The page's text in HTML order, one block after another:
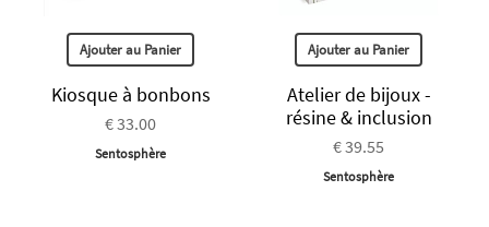
Ajouter au Panier
Kiosque à bonbons
€ 33.00
Sentosphère
Ajouter au Panier
Atelier de bijoux -
résine & inclusion
€ 39.55
Sentosphère